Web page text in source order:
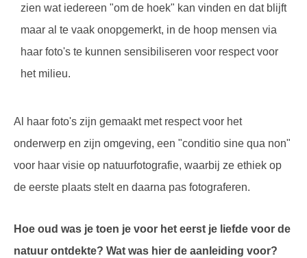
zien wat iedereen "om de hoek" kan vinden en dat blijft
maar al te vaak onopgemerkt, in de hoop mensen via
haar foto's te kunnen sensibiliseren voor respect voor
het milieu.
Al haar foto's zijn gemaakt met respect voor het
onderwerp en zijn omgeving, een "conditio sine qua non"
voor haar visie op natuurfotografie, waarbij ze ethiek op
de eerste plaats stelt en daarna pas fotograferen.
Hoe oud was je toen je voor het eerst je liefde voor de
natuur ontdekte? Wat was hier de aanleiding voor?